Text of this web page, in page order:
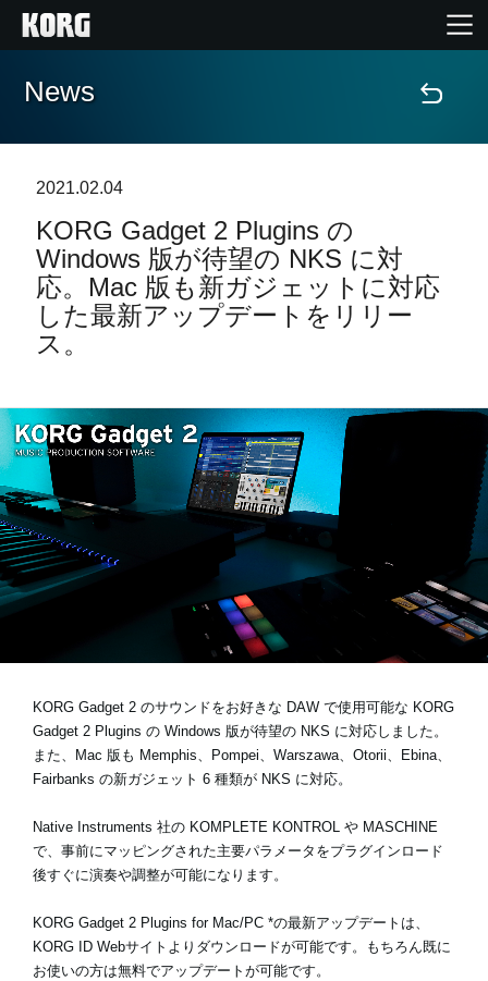
Home
Import Products
Features
Support
Store Locator
News
About KORG
News
2021.02.04
KORG Gadget 2 Plugins の
Windows 版が待望の NKS に対
応。Mac 版も新ガジェットに対応
した最新アップデートをリリー
ス。
KORG Gadget 2 のサウンドをお好きな DAW で使用可能な KORG
Gadget 2 Plugins の Windows 版が待望の NKS に対応しました。
また、Mac 版も Memphis、Pompei、Warszawa、Otorii、Ebina、
Fairbanks の新ガジェット 6 種類が NKS に対応。
Native Instruments 社の KOMPLETE KONTROL や MASCHINE
で、事前にマッピングされた主要パラメータをプラグインロード
後すぐに演奏や調整が可能になります。
KORG Gadget 2 Plugins for Mac/PC *の最新アップデートは、
KORG ID Webサイト よりダウンロードが可能です。もちろん既に
お使いの方は無料でアップデートが可能です。